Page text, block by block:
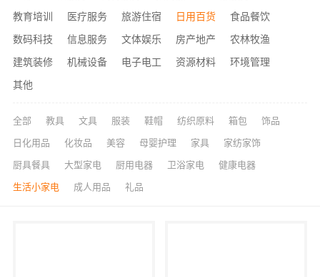
教育培训
医疗服务 旅游住宿 日用百货
食品餐饮
数码科技
信息服务 文体娱乐 房产地产
农林牧渔
建筑装修
机械设备 电子电工 资源材料
环境管理
其他
全部 教具 文具 服装 鞋帽 纺织原料 箱包 饰品
日化用品 化妆品 美容 母婴护理 家具 家纺家饰
厨具餐具 大型家电 厨用电器 卫浴家电 健康电器
生活小家电 成人用品 礼品